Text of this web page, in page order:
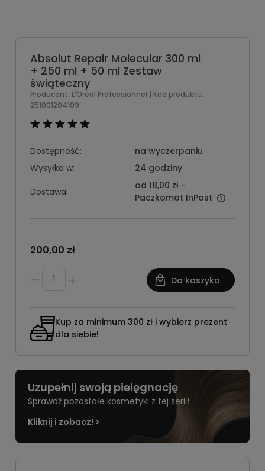
Absolut Repair Molecular 300 ml
+ 250 ml + 50 ml Zestaw
świąteczny
Producent: L'Oréal Professionnel | Kod produktu:
251001204109
Dostępność:
na wyczerpaniu
Wysyłka w:
24 godziny
Dostawa:
od 18,00 zł -
Paczkomat InPost
200,00 zł
Do koszyka
Kup za minimum 300 zł i wybierz prezent
dla siebie!
Uzupełnij swoją pielęgnację
Sprawdź pozostałe kosmetyki z tej serii!
Kliknij i zobacz! >